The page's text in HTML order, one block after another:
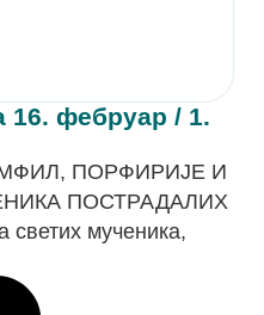
16. фебруар / 1.
ПОРФИРИЈЕ И
ПОСТРАДАЛИХ
мученика,